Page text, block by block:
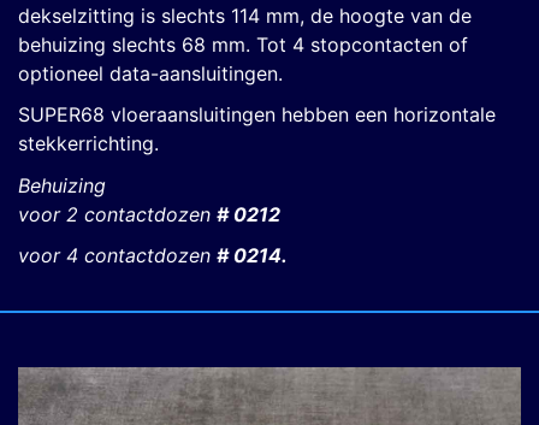
dekselzitting is slechts 114 mm, de hoogte van de
behuizing slechts 68 mm. Tot 4 stopcontacten of
optioneel data-aansluitingen.
SUPER68 vloeraansluitingen hebben een horizontale
stekkerrichting.
Behuizing
voor 2 contactdozen # 0212
voor 4 contactdozen # 0214.